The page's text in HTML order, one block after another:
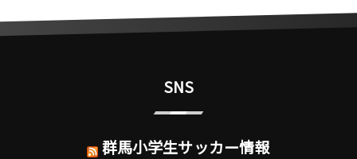
SNS
群馬小学生サッカー情報